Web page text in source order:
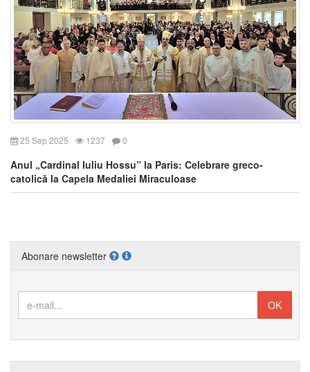
25 Sep 2025 1237 0
Anul „Cardinal Iuliu Hossu” la Paris: Celebrare greco-
catolică la Capela Medaliei Miraculoase
Abonare newsletter